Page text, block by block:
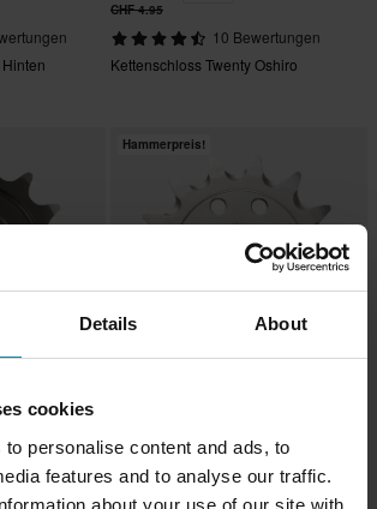
Details About
cookies
personalise content and ads, to
features and to analyse our traffic.
about your use of our site with
CHF 4.95
10 Bewertungen
Kettenschloss Twenty Oshiro
Hammerpreis!
235 Bewertungen
Ritzel Twenty Lightweight